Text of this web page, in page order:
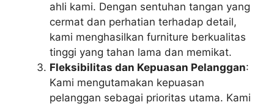
ahli kami. Dengan sentuhan tangan yang
cermat dan perhatian terhadap detail,
kami menghasilkan furniture berkualitas
tinggi yang tahan lama dan memikat.
Fleksibilitas dan Kepuasan Pelanggan:
Kami mengutamakan kepuasan
pelanggan sebagai prioritas utama. Kami